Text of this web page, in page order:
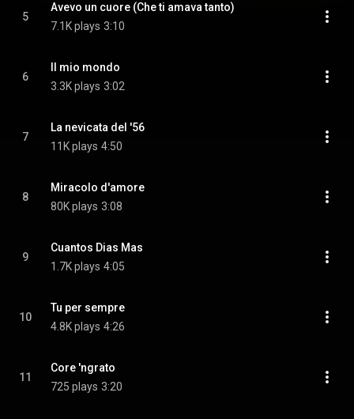
5
Avevo un cuore (Che ti amava tanto)
7.1K plays 3:10
6
Il mio mondo
3.3K plays 3:02
7
La nevicata del '56
11K plays 4:50
8
Miracolo d'amore
80K plays 3:08
9
Cuantos Dias Mas
1.7K plays 4:05
10
Tu per sempre
4.8K plays 4:26
11
Core 'ngrato
725 plays 3:20